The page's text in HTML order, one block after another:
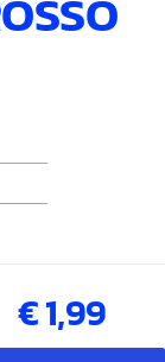
€ 1,99